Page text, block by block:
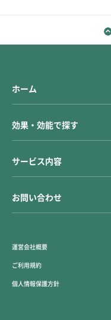
ホーム
効果・効能で探す
サービス内容
お問い合わせ
運営会社概要
ご利用規約
個人情報保護方針